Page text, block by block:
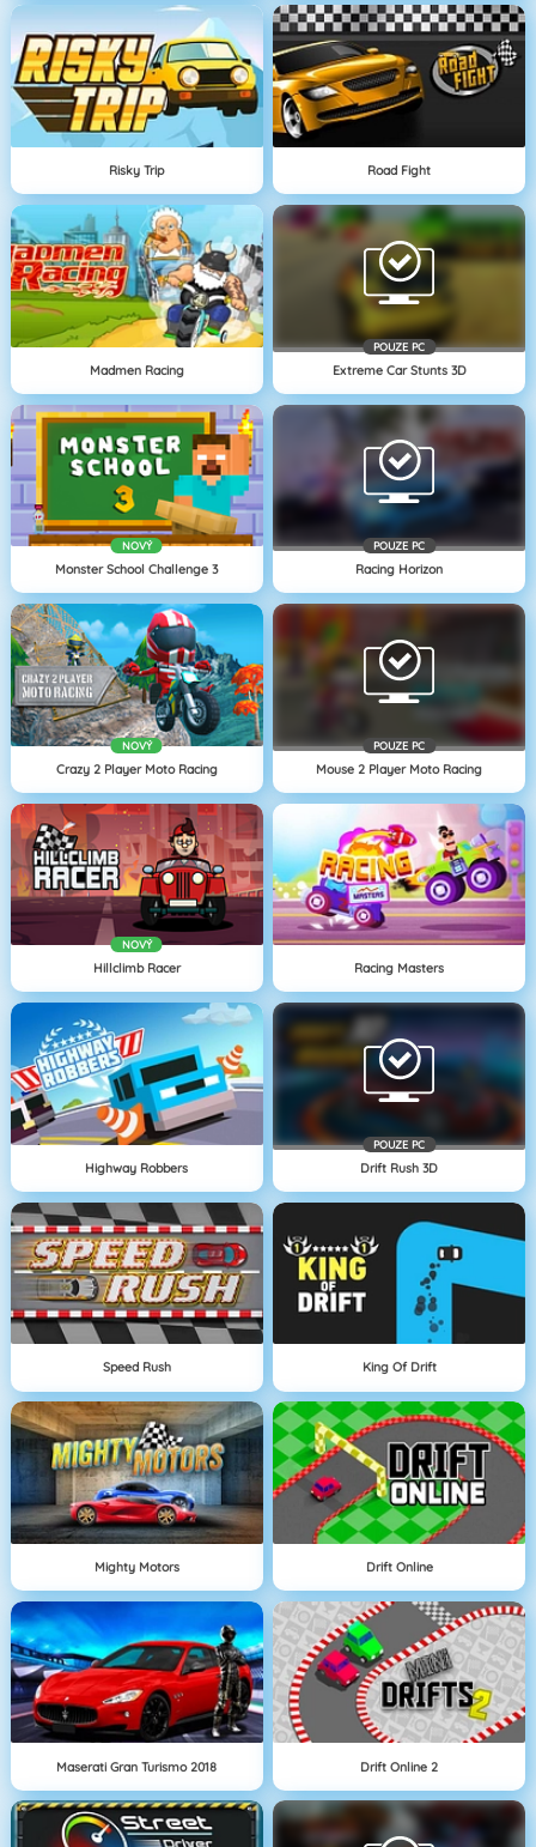
Risky Trip Road Fight
Madmen Racing
POUZE PC
Extreme Car Stunts 3D
NOVÝ
Monster School Challenge 3
POUZE PC
Racing Horizon
NOVÝ
Crazy 2 Player Moto Racing
POUZE PC
Mouse 2 Player Moto Racing
NOVÝ
Hillclimb Racer Racing Masters
Highway Robbers
POUZE PC
Drift Rush 3D
Speed Rush King Of Drift
Mighty Motors Drift Online
Maserati Gran Turismo 2018 Drift Online 2